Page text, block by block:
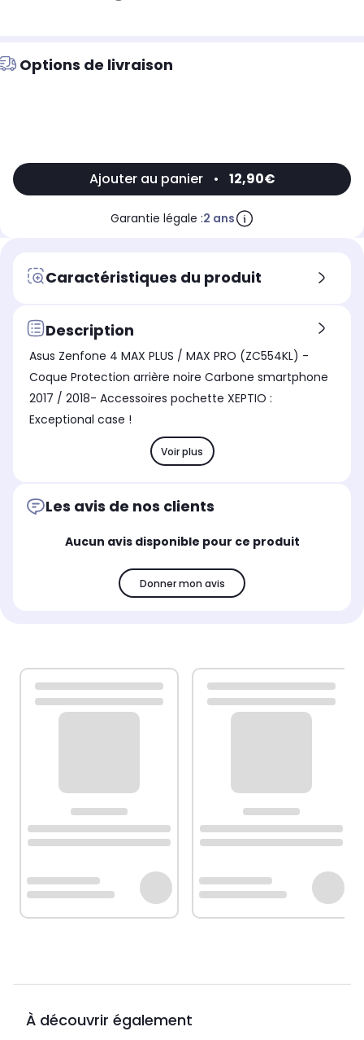
Options de livraison
Ajouter au panier • 12,90€
Garantie légale :2 ans
Caractéristiques du produit
Description
Asus Zenfone 4 MAX PLUS / MAX PRO (ZC554KL) -
Coque Protection arrière noire Carbone smartphone
2017 / 2018- Accessoires pochette XEPTIO :
Exceptional case !
Voir plus
Les avis de nos clients
Aucun avis disponible pour ce produit
Donner mon avis
À découvrir également